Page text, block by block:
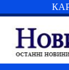
до
вмісту